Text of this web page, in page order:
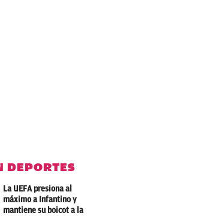
DEPORTES
La UEFA presiona al
máximo a Infantino y
mantiene su boicot a la